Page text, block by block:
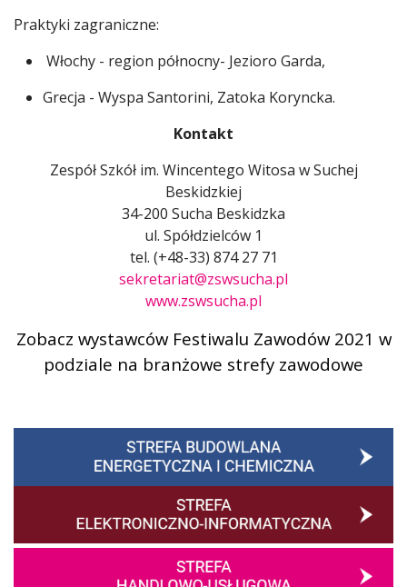
Praktyki zagraniczne:
Włochy - region północny- Jezioro Garda,
Grecja - Wyspa Santorini, Zatoka Koryncka.
Kontakt
Zespół Szkół im. Wincentego Witosa w Suchej
Beskidzkiej
34-200 Sucha Beskidzka
ul. Spółdzielców 1
tel. (+48-33) 874 27 71
sekretariat@zswsucha.pl
www.zswsucha.pl
Zobacz wystawców Festiwalu Zawodów 2021 w
podziale na branżowe strefy zawodowe